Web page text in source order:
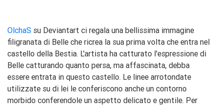
OlchaS su Deviantart ci regala una bellissima immagine
filigranata di Belle che ricrea la sua prima volta che entra nel
castello della Bestia. L'artista ha catturato l'espressione di
Belle catturando quanto persa, ma affascinata, debba
essere entrata in questo castello. Le linee arrotondate
utilizzate su di lei le conferiscono anche un contorno
morbido conferendole un aspetto delicato e gentile. Per